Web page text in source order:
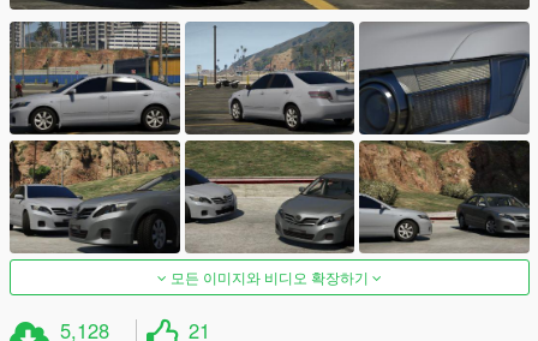
모든 이미지와 비디오 확장하기
5,128 21